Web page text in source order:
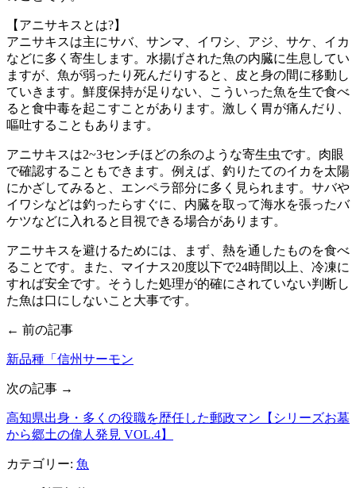
【アニサキスとは?】
アニサキスは主にサバ、サンマ、イワシ、アジ、サケ、イカ
などに多く寄生します。水揚げされた魚の内臓に生息してい
ますが、魚が弱ったり死んだりすると、皮と身の間に移動し
ていきます。鮮度保持が足りない、こういった魚を生で食べ
ると食中毒を起こすことがあります。激しく胃が痛んだり、
嘔吐することもあります。
アニサキスは2~3センチほどの糸のような寄生虫です。肉眼
で確認することもできます。例えば、釣りたてのイカを太陽
にかざしてみると、エンペラ部分に多く見られます。サバや
イワシなどは釣ったらすぐに、内臓を取って海水を張ったバ
ケツなどに入れると目視できる場合があります。
アニサキスを避けるためには、まず、熱を通したものを食べ
ることです。また、マイナス20度以下で24時間以上、冷凍に
すれば安全です。そうした処理が的確にされていない判断し
た魚は口にしないこと大事です。
← 前の記事
新品種「信州サーモン
次の記事 →
高知県出身・多くの役職を歴任した郵政マン【シリーズお墓
から郷土の偉人発見 VOL.4】
カテゴリー: 魚